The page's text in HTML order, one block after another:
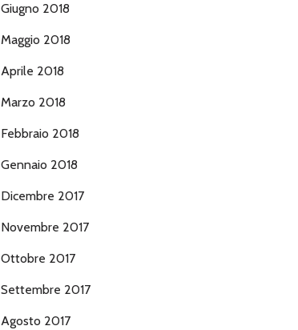
Giugno 2018
Maggio 2018
Aprile 2018
Marzo 2018
Febbraio 2018
Gennaio 2018
Dicembre 2017
Novembre 2017
Ottobre 2017
Settembre 2017
Agosto 2017